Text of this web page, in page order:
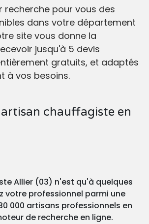
recherche pour vous des
dans votre département
site vous donne la
jusqu'à 5 devis
gratuits, et adaptés
à vos besoins.
chauffagiste en
Allier (03) n'est qu'à quelques
votre professionnel parmi une
000 artisans professionnels en
de recherche en ligne.